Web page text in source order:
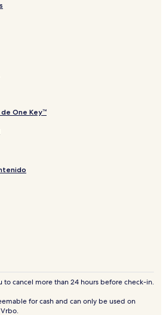
One Key™
to cancel more than 24 hours before check-in.
for cash and can only be used on